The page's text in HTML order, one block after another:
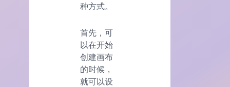
种方式。
首先，可
以在开始
创建画布
的时候，
就可以设